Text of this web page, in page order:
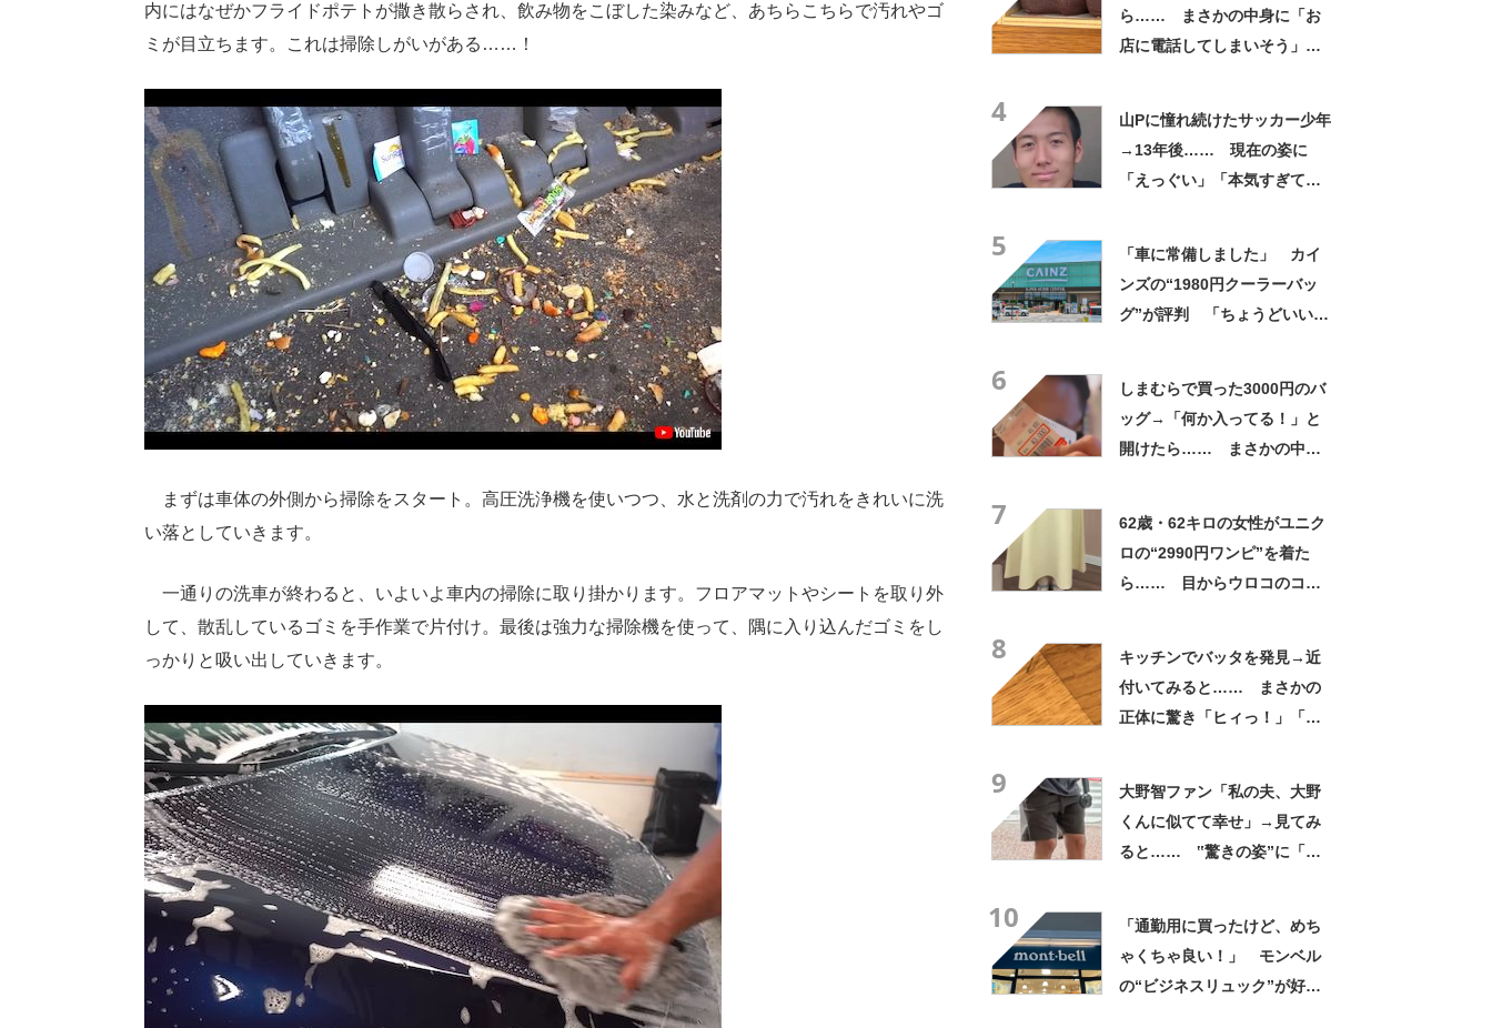
内にはなぜかフライドポテトが撒き散らされ、飲み物をこぼした染みなど、あちらこちらで汚れやゴ
ミが目立ちます。これは掃除しがいがある……！
まずは車体の外側から掃除をスタート。高圧洗浄機を使いつつ、水と洗剤の力で汚れをきれいに洗
い落としていきます。
一通りの洗車が終わると、いよいよ車内の掃除に取り掛かります。フロアマットやシートを取り外
して、散乱しているゴミを手作業で片付け。最後は強力な掃除機を使って、隅に入り込んだゴミをし
っかりと吸い出していきます。
ら…… まさかの中身に「お
店に電話してしまいそう」
4
山Pに憧れ続けたサッカー少年
→13年後…… 現在の姿に
「えっぐい」「本気すぎて尊
5
「車に常備しました」 カイ
ンズの“1980円クーラーバッ
グ”が評判 「ちょうどいい大
6
しまむらで買った3000円のバ
ッグ→「何か入ってる！」と
開けたら…… まさかの中身
7
62歳・62キロの女性がユニク
ロの“2990円ワンピ”を着た
ら…… 目からウロコのコー
8
キッチンでバッタを発見→近
付いてみると…… まさかの
正体に驚き「ヒィっ！」「心
9
大野智ファン「私の夫、大野
くんに似てて幸せ」→見てみ
ると…… ‟驚きの姿”に「最
10
「通勤用に買ったけど、めち
ゃくちゃ良い！」 モンベル
の“ビジネスリュック”が好